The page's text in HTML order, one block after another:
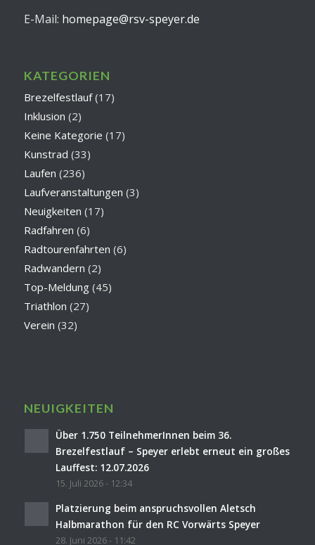
E-Mail: homepage@rsv-speyer.de
KATEGORIEN
Brezelfestlauf(17)
Inklusion (2)
Keine Kategorie (17)
Kunstrad (33)
Laufen (236)
Laufveranstaltungen (3)
Neuigkeiten (17)
Radfahren (6)
Radtourenfahrten (6)
Radwandern (2)
Top-Meldung(45)
Triathlon (27)
Verein (32)
NEUIGKEITEN
Über 1.750 TeilnehmerInnen beim 36.
Brezelfestlauf – Speyer erlebt erneut ein großes
Lauffest: 12.07.2026
15. Juli 2026 - 12:34
Platzierung beim anspruchsvollen Aletsch
Halbmarathon für den RC Vorwärts Speyer
28. Juni 2026 - 11:42